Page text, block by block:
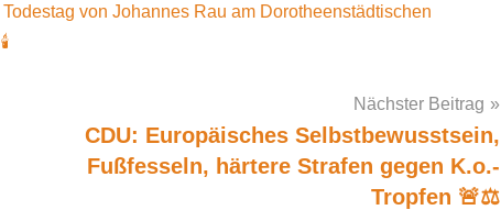
von Johannes Rau am Dorotheenstädtischen
Nächster Beitrag
CDU: Europäisches Selbstbewusstsein,
Fußfesseln, härtere Strafen gegen K.o.-
Tropfen 🚨⚖️